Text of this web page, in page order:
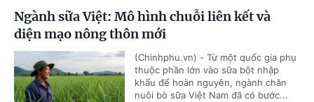
Ngành sữa Việt: Mô hình chuỗi liên kết và
diện mạo nông thôn mới
(Chinhphu.vn) - Từ một quốc gia phụ
thuộc phần lớn vào sữa bột nhập
khẩu để hoàn nguyên, ngành chăn
nuôi bò sữa Việt Nam đã có bước...